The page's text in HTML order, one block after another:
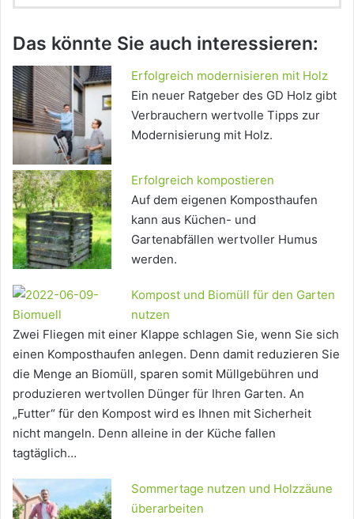
Das könnte Sie auch interessieren:
Erfolgreich modernisieren mit Holz
Ein neuer Ratgeber des GD Holz gibt
Verbrauchern wertvolle Tipps zur
Modernisierung mit Holz.
Erfolgreich kompostieren
Auf dem eigenen Komposthaufen
kann aus Küchen- und
Gartenabfällen wertvoller Humus
werden.
Kompost und Biomüll für den Garten
nutzen
Zwei Fliegen mit einer Klappe schlagen Sie, wenn Sie sich
einen Komposthaufen anlegen. Denn damit reduzieren Sie
die Menge an Biomüll, sparen somit Müllgebühren und
produzieren wertvollen Dünger für Ihren Garten. An
„Futter“ für den Kompost wird es Ihnen mit Sicherheit
nicht mangeln. Denn alleine in der Küche fallen
tagtäglich…
Sommertage nutzen und Holzzäune
überarbeiten